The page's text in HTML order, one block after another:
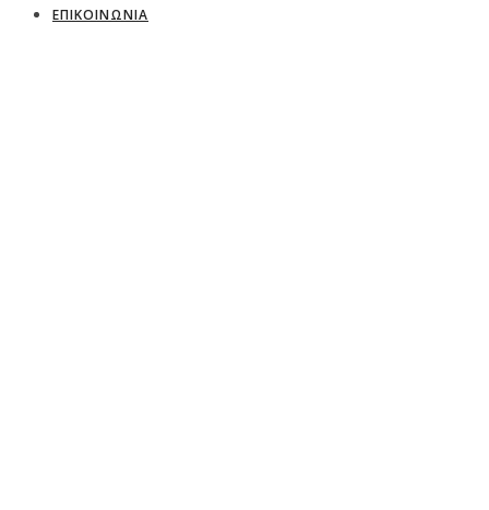
ΕΠΙΚΟΙΝΩΝΙΑ